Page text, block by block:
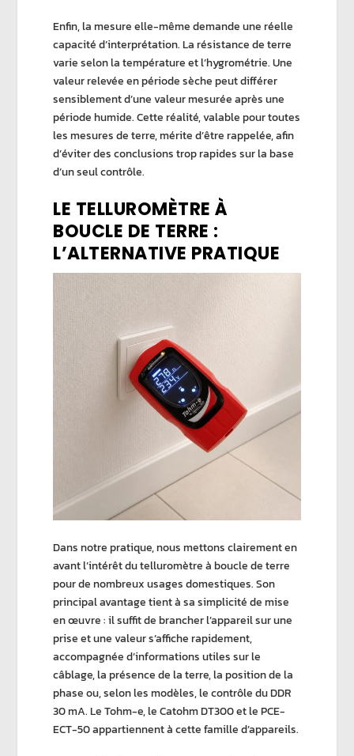
Enfin, la mesure elle-même demande une réelle
capacité d’interprétation. Larésistance de terre
varie selon la température et l’hygrométrie. Une
valeur relevée en période sèche peut différer
sensiblement d’une valeur mesurée après une
période humide. Cette réalité, valable pour toutes
les mesures de terre, mérite d’être rappelée, afin
d’éviter des conclusions trop rapides sur la base
d’un seul contrôle.
LE TELLUROMÈTRE À
BOUCLE DE TERRE :
L’ALTERNATIVE PRATIQUE
Dans notre pratique, nous mettons clairement en
avant l’intérêt dutelluromètre à boucle de terre
pour de nombreux usages domestiques. Son
principal avantage tient à sa simplicité de mise
en œuvre : il suffit de brancher l’appareil sur une
prise et une valeur s’affiche rapidement,
accompagnée d’informations utiles sur le
câblage, la présence de la terre, la position de la
phase ou, selon les modèles, le contrôle duDDR
30 mA. LeTohm-e, leCatohm DT300et lePCE-
ECT-50appartiennent à cette famille d’appareils.